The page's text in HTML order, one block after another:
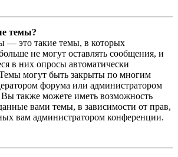
темы?
— это такие темы, в которых
не могут оставлять сообщения, и
в них опросы автоматически
могут быть закрыты по многим
форума или администратором
также можете иметь возможность
вами темы, в зависимости от прав,
вам администратором конференции.